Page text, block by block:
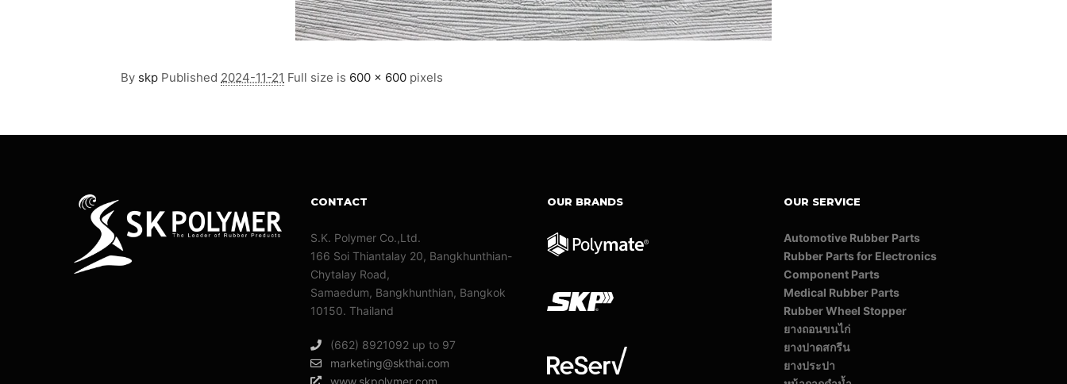
By skp Published 2024-11-21 Full size is 600 × 600 pixels
CONTACT
S.K. Polymer Co.,Ltd.
166 Soi Thiantalay 20, Bangkhunthian-
Chytalay Road,
Samaedum, Bangkhunthian, Bangkok
10150. Thailand
(662) 8921092 up to 97
marketing@skthai.com
www.skpolymer.com
OUR BRANDS OUR SERVICE
Automotive Rubber Parts
Rubber Parts for Electronics
Component Parts
Medical Rubber Parts
Rubber Wheel Stopper
ยางถอนขนไก่
ยางปาดสกรีน
ยางประปา